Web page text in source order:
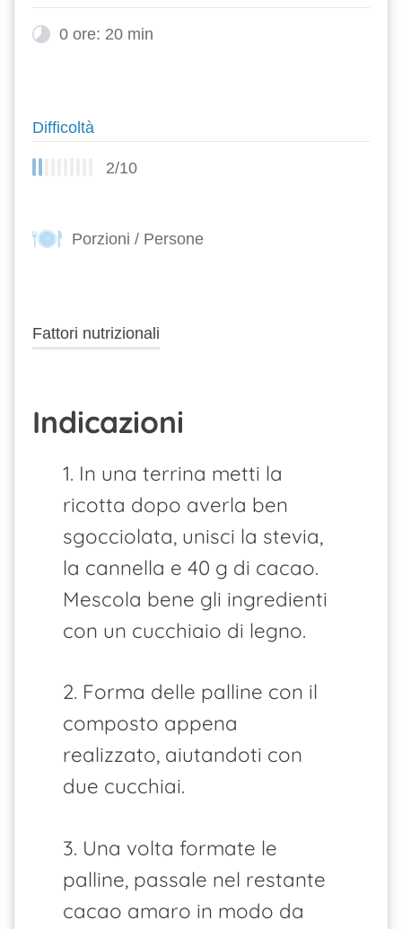
0 ore: 20 min
Difficoltà
2/10
- Porzioni / Persone
Fattori nutrizionali
Indicazioni
1. In una terrina metti la
ricotta dopo averla ben
sgocciolata, unisci la stevia,
la cannella e 40 g di cacao.
Mescola bene gli ingredienti
con un cucchiaio di legno.
2. Forma delle palline con il
composto appena
realizzato, aiutandoti con
due cucchiai.
3. Una volta formate le
palline, passale nel restante
cacao amaro in modo da